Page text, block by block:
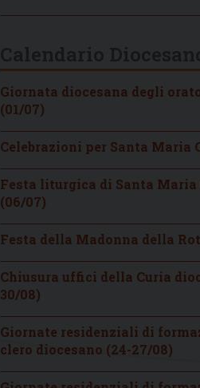
Giornata diocesana degli
(01/07)
Celebrazioni per Santa Maria
Festa liturgica di Santa Maria
(06/07)
Festa della Madonna della
Chiusura uffici della Curia
30/08)
Giornate residenziali di
clero diocesano (24-27/08)